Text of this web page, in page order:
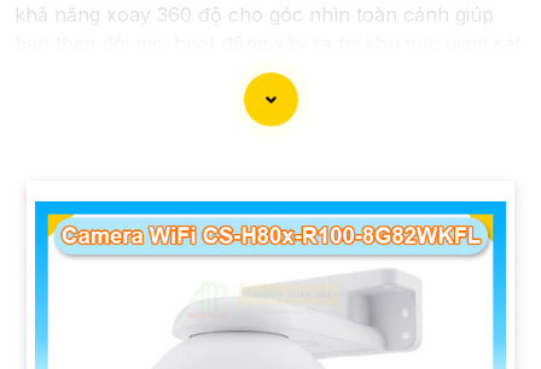
khả năng xoay 360 độ cho góc nhìn toàn cảnh giúp
dễ dàng với các chi tiết trong khung hình sẽ được thể
điều kiện thời tiết. ️Với camera wifi 360 ngoài trời, bạn
có thể yên tâm mà không cần lo lắng về việc bị xâm